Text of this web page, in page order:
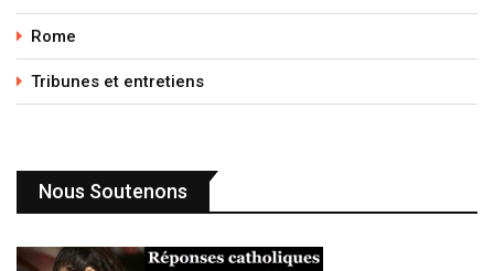
Rome
Tribunes et entretiens
Nous Soutenons